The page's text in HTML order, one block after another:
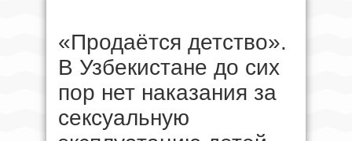
«Продаётся детство».
В Узбекистане до сих
пор нет наказания за
сексуальную